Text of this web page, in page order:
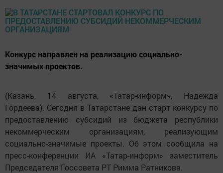
Конкурс направлен на реализацию социально-
значимых проектов.
(Казань, 14 августа, «Татар-информ», Надежда
Гордеева). Сегодня в Татарстане дан старт конкурсу по
предоставлению субсидий из бюджета республики
некоммерческим организациям, реализующим
социально-значимые проекты. Об этом сообщила на
пресс-конференции ИА «Татар-информ» заместитель
Председателя Госсовета РТ Римма Ратникова.